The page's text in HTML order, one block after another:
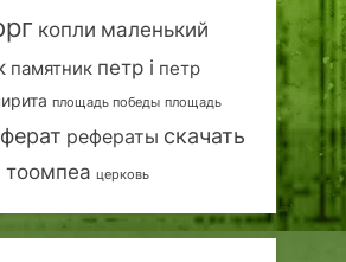
копли маленький
памятник петр i петр
площадь победы площадь
рефераты скачать
тоомпеа церковь